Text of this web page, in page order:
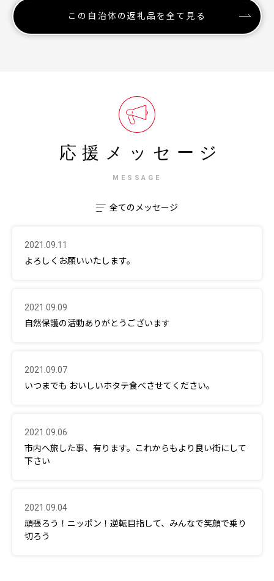
この自治体の返礼品を全て見る
応援メッセージ
MESSAGE
全てのメッセージ
2021.09.11
よろしくお願いいたします。
2021.09.09
自然保護の活動ありがとうございます
2021.09.07
いつまでも おいしいホタテ食べさせてください。
2021.09.06
市内へ旅した事、有ります。これからもより良い街にして
下さい
2021.09.04
頑張ろう！ニッポン！逆転目指して、みんなで笑顔で乗り
切ろう